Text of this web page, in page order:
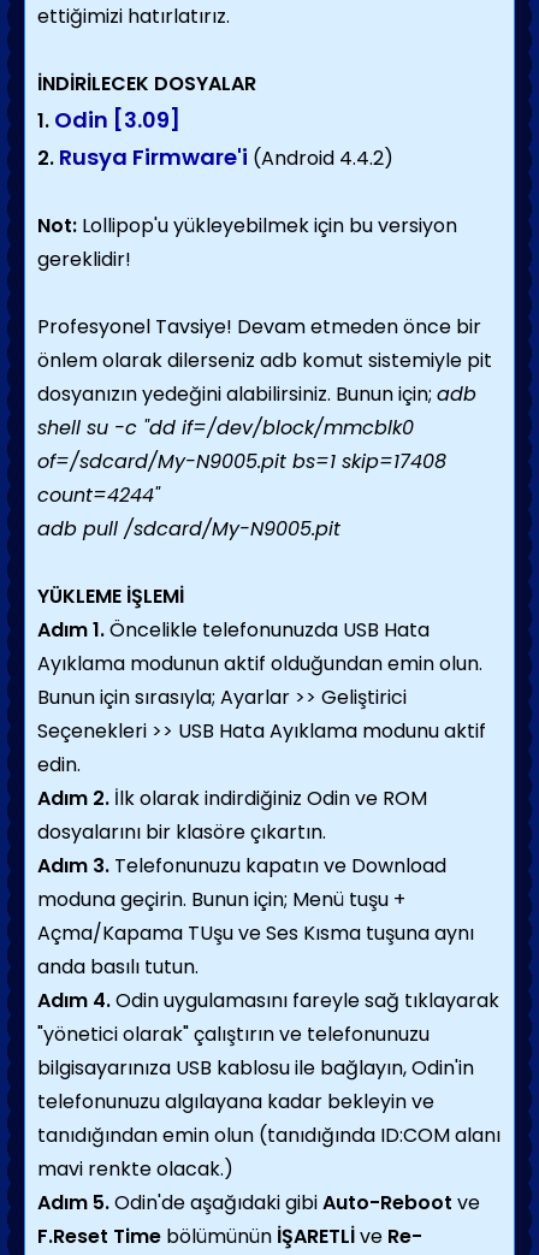
ettiğimizi hatırlatırız.
İNDİRİLECEK DOSYALAR
1. Odin [3.09]
2. Rusya Firmware'i (Android 4.4.2)
Not: Lollipop'u yükleyebilmek için bu versiyon
gereklidir!
Profesyonel Tavsiye! Devam etmeden önce bir
önlem olarak dilerseniz adb komut sistemiyle pit
dosyanızın yedeğini alabilirsiniz. Bunun için; adb
shell su -c "dd if=/dev/block/mmcblk0
of=/sdcard/My-N9005.pit bs=1 skip=17408
count=4244"
adb pull /sdcard/My-N9005.pit
YÜKLEME İŞLEMİ
Adım 1.Öncelikle telefonunuzda USB Hata
Ayıklama modunun aktif olduğundan emin olun.
Bunun için sırasıyla; Ayarlar >> Geliştirici
Seçenekleri >> USB Hata Ayıklama modunu aktif
edin.
Adım 2. İlk olarak indirdiğiniz Odin ve ROM
dosyalarını bir klasöre çıkartın.
Adım 3. Telefonunuzu kapatın ve Download
moduna geçirin. Bunun için; Menü tuşu +
Açma/Kapama TUşu ve Ses Kısma tuşuna aynı
anda basılı tutun.
Adım 4.Odin uygulamasını fareyle sağ tıklayarak
"yönetici olarak" çalıştırın ve telefonunuzu
bilgisayarınıza USB kablosu ile bağlayın, Odin'in
telefonunuzu algılayana kadar bekleyin ve
tanıdığından emin olun (tanıdığında ID:COM alanı
mavi renkte olacak.)
Adım 5.Odin'de aşağıdaki gibiAuto-Reboot ve
F.Reset Time bölümünün İŞARETLİve Re-